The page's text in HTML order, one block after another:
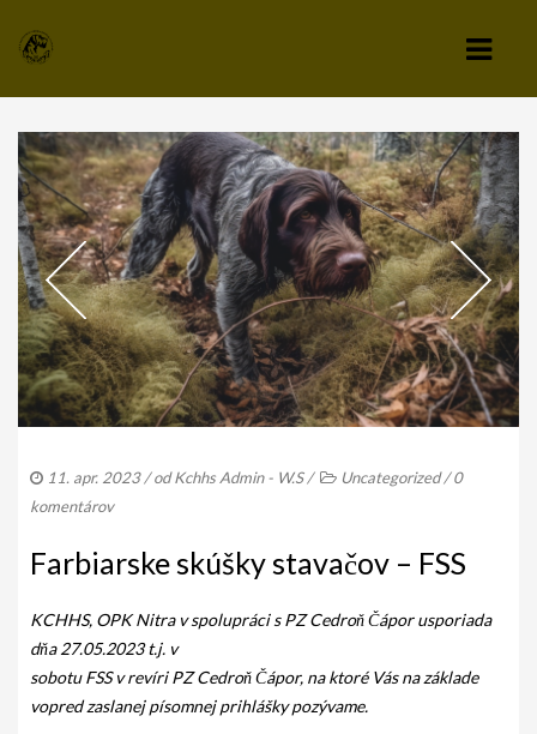
KLUB
VÝBOR KLUBU
STANOVY KLUBU
CHOVATEĽSKÝ A ZÁPISNÝ PORIADOK
SPRAVODAJCA
TLAČIVÁ A PRIHLÁŠKY
ZÁPISNICE Z ČLENSKEJ SCHÔDZE
AKO BYT ČLENOM KCHHS
DEUTSCH DRAHTHAAR
ŠTANDARD
11. apr. 2023/ odKchhs Admin - W.S/ Uncategorized/0
komentárov
Farbiarske skúšky stavačov – FSS
KCHHS, OPK Nitra v spolupráci s PZ Cedroň Čápor usporiada
dňa 27.05.2023 t.j. v
sobotu FSS v revíri PZ Cedroň Čápor, na ktoré Vás na základe
vopred zaslanej písomnej prihlášky pozývame.